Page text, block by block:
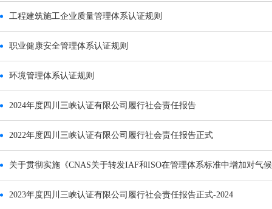
工程建筑施工企业质量管理体系认证规则
职业健康安全管理体系认证规则
环境管理体系认证规则
2024年度四川三峡认证有限公司履行社会责任报告
2022年度四川三峡认证有限公司履行社会责任报告正式
关于贯彻实施《CNAS关于转发IAF和ISO在管理体系标准中增加对气
2023年度四川三峡认证有限公司履行社会责任报告正式-2024